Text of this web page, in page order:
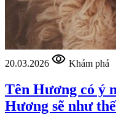
20.03.2026 visibility Khám phá
Tên Hương có ý
Hương sẽ như